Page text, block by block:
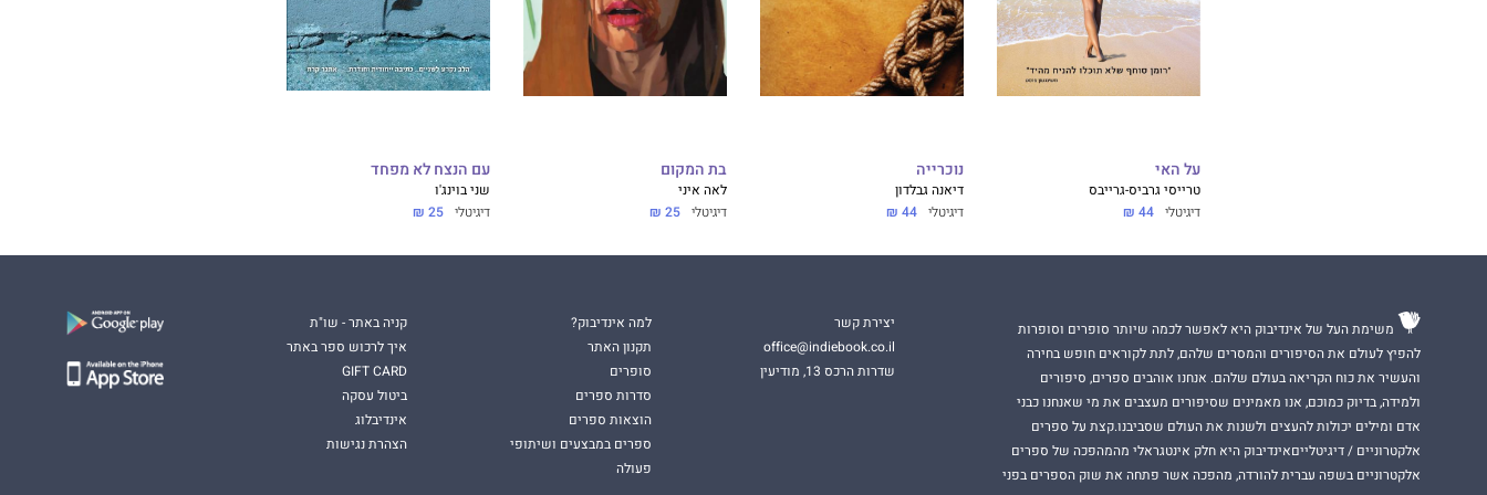
על האי
טרייסי גרביס-גרייבס
דיגיטלי 44 ₪
נוכרייה
דיאנה גבלדון
דיגיטלי 44 ₪
בת המקום
לאה איני
דיגיטלי 25 ₪
עם הנצח לא מפחד
שני בוינג'ו
דיגיטלי 25 ₪
משימת העל של אינדיבוק היא לאפשר לכמה שיותר סופרים וסופרות
להפיץ לעולם את הסיפורים והמסרים שלהם, לתת לקוראים חופש בחירה
והעשיר את כוח הקריאה בעולם שלהם. אנחנו אוהבים ספרים, סיפורים
ולמידה, בדיוק כמוכם, אנו מאמינים שסיפורים מעצבים את מי שאנחנו כבני
אדם ומילים יכולות להעצים ולשנות את העולם שסביבנו.קצת על ספרים
אלקטרוניים / דיגיטלייםאינדיבוק היא חלק אינטגראלי מהמהפכה של ספרים
אלקטרוניים בשפה עברית להורדה, מהפכה אשר פתחה את שוק הספרים בפני
יצירת קשר
office@indiebook.co.il
שדרות הרכס 13, מודיעין
למה אינדיבוק?
תקנון האתר
סופרים
סדרות ספרים
הוצאות ספרים
ספרים במבצעים ושיתופי
פעולה
קניה באתר - שו"ת
איך לרכוש ספר באתר
GIFT CARD
ביטול עסקה
אינדיבלוג
הצהרת נגישות